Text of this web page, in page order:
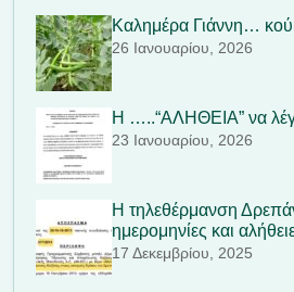
Καλημέρα Γιάννη…
26 Ιανουαρίου, 2026
Η …..“ΑΛΗΘΕΙΑ” να
23 Ιανουαρίου, 2026
Η τηλεθέρμανση
ημερομηνίες και
17 Δεκεμβρίου, 2025